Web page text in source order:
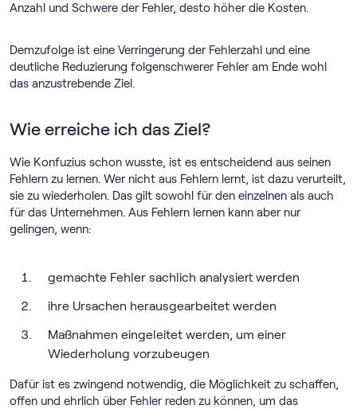
Anzahl und Schwere der Fehler, desto höher die Kosten.
Demzufolge ist eine Verringerung der Fehlerzahl und eine
deutliche Reduzierung folgenschwerer Fehler am Ende wohl
das anzustrebende Ziel.
Wie erreiche ich das Ziel?
Wie Konfuzius schon wusste, ist es entscheidend aus seinen
Fehlern zu lernen. Wer nicht aus Fehlern lernt, ist dazu verurteilt,
sie zu wiederholen. Das gilt sowohl für den einzelnen als auch
für das Unternehmen. Aus Fehlern lernen kann aber nur
gelingen, wenn:
gemachte Fehler sachlich analysiert werden
ihre Ursachen herausgearbeitet werden
Maßnahmen eingeleitet werden, um einer
Wiederholung vorzubeugen
Dafür ist es zwingend notwendig, die Möglichkeit zu schaffen,
offen und ehrlich über Fehler reden zu können, um das